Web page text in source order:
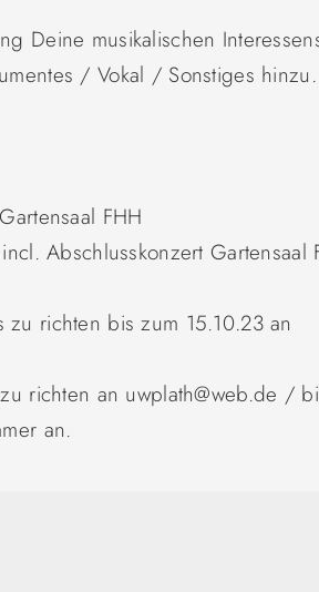
Deine musikalischen
/ Vokal / Sonstiges hinzu.
FHH
Abschlusskonzert Gartensaal
richten bis zum 15.10.23 an
richten an uwplath@web.de /
an.